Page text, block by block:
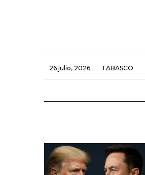
26 julio, 2026 TABASCO